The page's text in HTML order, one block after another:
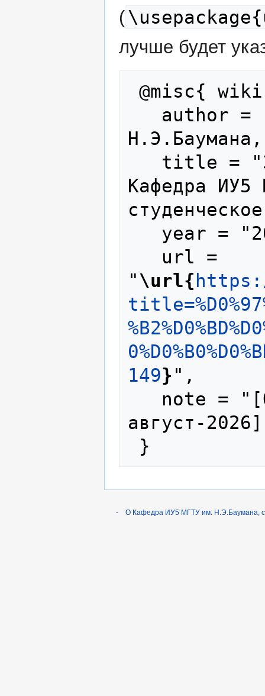
(
лучше будет
Н.Э.Баумана,
Кафедра
"\url{
149} ",
август-
- О Кафедра ИУ5 МГТУ им. Н.Э.Баумана,